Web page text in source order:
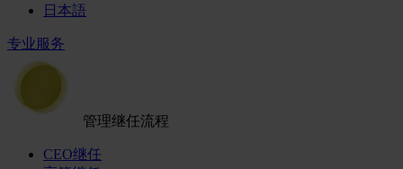
日本語
专业服务
管理继任流程
CEO继任